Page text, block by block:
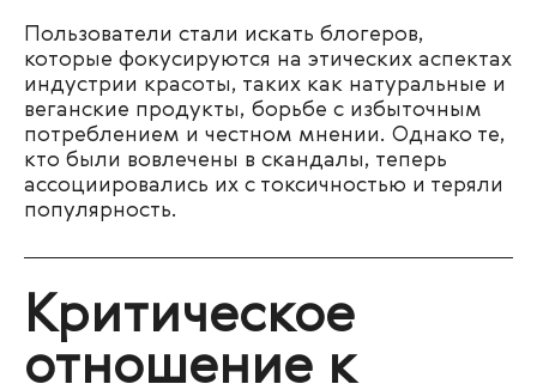
Пользователи стали искать блогеров,
которые фокусируются на этических аспектах
индустрии красоты, таких как натуральные и
веганские продукты, борьбе с избыточным
потреблением и честном мнении. Однако те,
кто были вовлечены в скандалы, теперь
ассоциировались их с токсичностью и теряли
популярность.
Критическое
отношение к